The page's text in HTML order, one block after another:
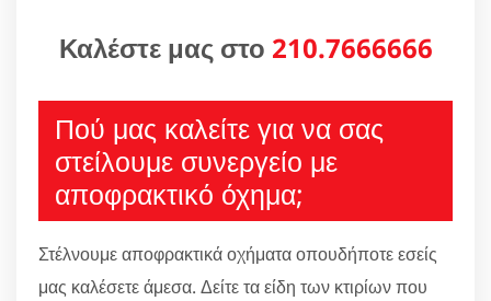
Καλέστε μας στο 210.7666666
Πού μας καλείτε για να σας
στείλουμε συνεργείο με
αποφρακτικό όχημα;
Στέλνουμε αποφρακτικά οχήματα οπουδήποτε εσείς
μας καλέσετε άμεσα. Δείτε τα είδη των κτιρίων που